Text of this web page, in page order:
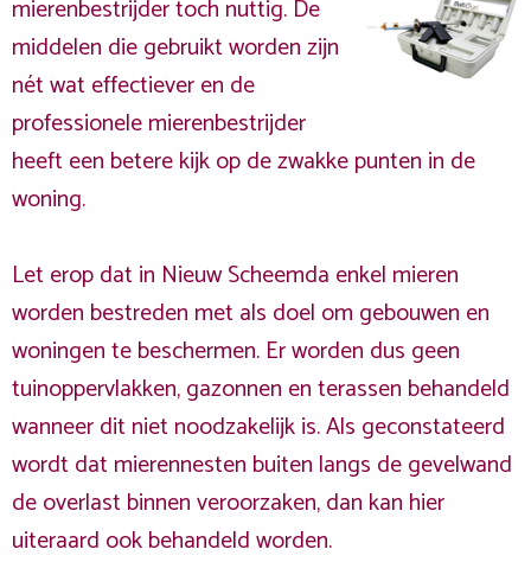
mierenbestrijder toch nuttig. De
middelen die gebruikt worden zijn
nét wat effectiever en de
professionele mierenbestrijder
heeft een betere kijk op de zwakke punten in de
woning.
Let erop dat in Nieuw Scheemda enkel mieren
worden bestreden met als doel om gebouwen en
woningen te beschermen. Er worden dus geen
tuinoppervlakken, gazonnen en terassen behandeld
wanneer dit niet noodzakelijk is. Als geconstateerd
wordt dat mierennesten buiten langs de gevelwand
de overlast binnen veroorzaken, dan kan hier
uiteraard ook behandeld worden.